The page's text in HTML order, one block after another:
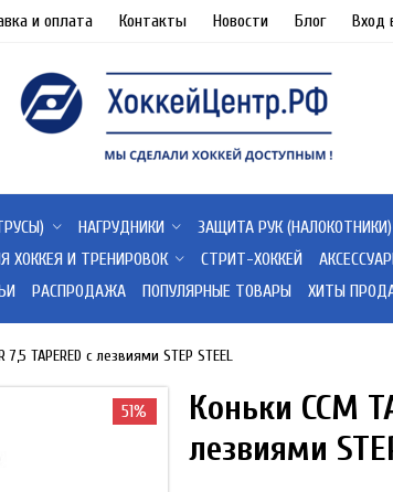
и оплата Контакты Новости Блог Вход
НАГРУДНИКИ ЗАЩИТА РУК (НАЛОКОТНИКИ)
ХОККЕЯ И ТРЕНИРОВОК СТРИТ-ХОККЕЙ
РАСПРОДАЖА ПОПУЛЯРНЫЕ ТОВАРЫ ХИТЫ
7,5 TAPERED с лезвиями STEP STEEL
51%
Коньки CCM
лезвиями